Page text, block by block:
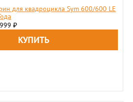
для квадроцикла Sym 600/600 LE
₽